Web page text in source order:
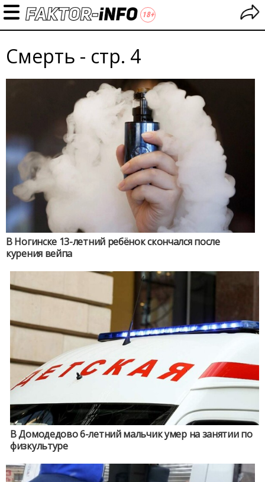
Смерть - стр. 4
В Ногинске 13-летний ребёнок скончался после
курения вейпа
В Домодедово 6-летний мальчик умер на занятии по
физкультуре